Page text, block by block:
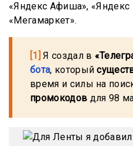
«Яндекс Афиша», «Яндекс
«Мегамаркет».
[1] Я создал в
бота, который
время и силы на
промокодов для 98